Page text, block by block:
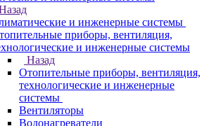
и инженерные системы
приборы, вентиляция,
и инженерные системы
Назад
Отопительные приборы, вентиляция,
технологические и инженерные
системы
Вентиляторы
Водонагреватели